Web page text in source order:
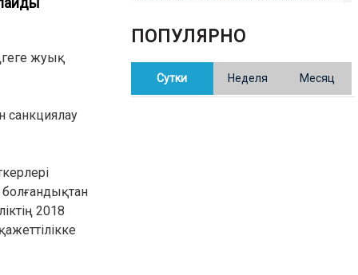
жуық
санкциялау
2018
В Казахстане готовят новую
редакцию Конституции: меняется
ПОПУЛЯРНО
Сутки Неделя Месяц